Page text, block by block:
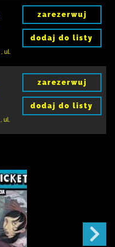
ul.
zarezerwuj
dodaj do listy
ul.
zarezerwuj
dodaj do listy